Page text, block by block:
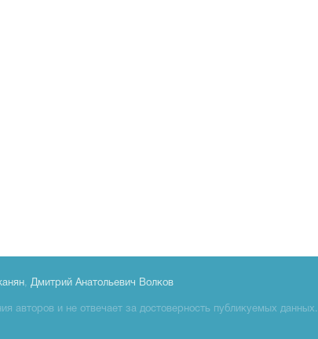
, Дмитрий Анатольевич Волков
авторов и не отвечает за достоверность публикуемых данных.